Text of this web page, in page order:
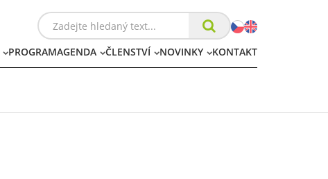
PROGRAMAGENDA ČLENSTVÍ NOVINKY KONTAKT